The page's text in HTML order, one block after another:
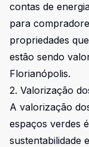
contas de
para
propriedades
estão sendo
Florianópolis.
2. Valorização
A valorização
espaços verdes
sustentabilidade